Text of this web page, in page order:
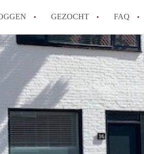
GEZOCHT FAQ
How to translate
Wat is HuurwoningenEindhoven?
Hoeveel kost het om te reageren op een
Wat is de privacyverklaring van
Berekent HuurwoningenEindhoven
makelaarsvergoeding/
Alle veelgestelde vragen